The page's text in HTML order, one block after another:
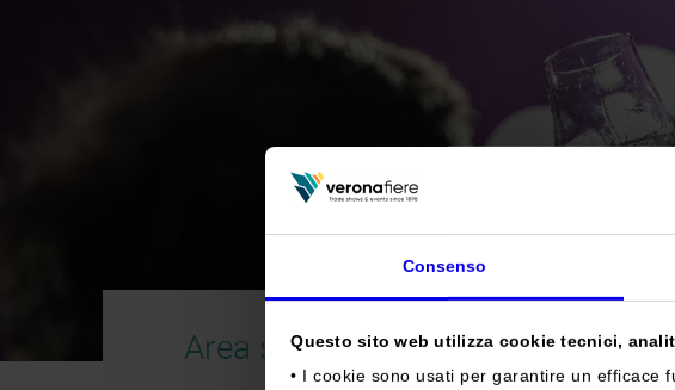
Consenso
Questo sito web utilizza cookie tecnici,
• I cookie sono usati per garantire un efficace
Area stampa